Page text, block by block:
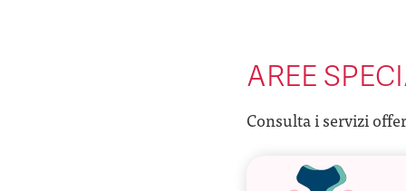
AREE
Consulta i servizi